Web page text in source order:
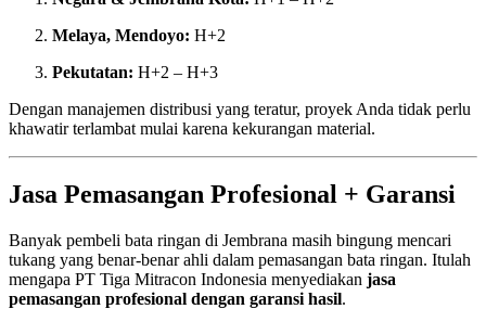
Melaya, Mendoyo: H+2
Pekutatan: H+2 – H+3
Dengan manajemen distribusi yang teratur, proyek Anda tidak perlu
khawatir terlambat mulai karena kekurangan material.
Jasa Pemasangan Profesional + Garansi
Banyak pembeli bata ringan di Jembrana masih bingung mencari
tukang yang benar-benar ahli dalam pemasangan bata ringan. Itulah
mengapa PT Tiga Mitracon Indonesia menyediakan jasa
pemasangan profesional dengan garansi hasil.